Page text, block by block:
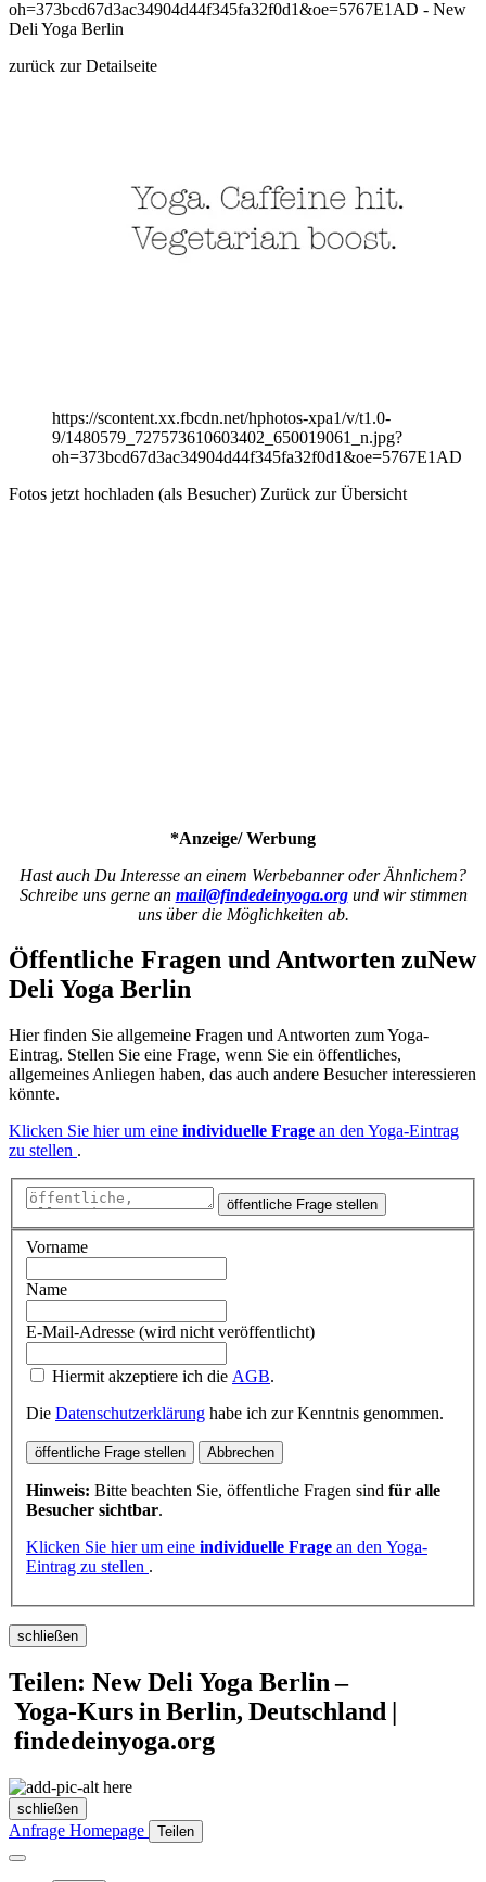
zurück zur Detailseite
https://scontent.xx.fbcdn.net/hphotos-xpa1/v/t1.0-
9/1480579_727573610603402_650019061_n.jpg?
oh=373bcd67d3ac34904d44f345fa32f0d1&oe=5767E1AD
Fotos jetzt hochladen (als Besucher) Zurück zur Übersicht
*Anzeige/ Werbung
Hast auch Du Interesse an einem Werbebanner oder Ähnlichem?
Schreibe uns gerne an mail@findedeinyoga.orgund wir stimmen
uns über die Möglichkeiten ab.
Öffentliche Fragen und Antworten zuNew
Deli Yoga Berlin
Hier finden Sie allgemeine Fragen und Antworten zum Yoga-
Eintrag. Stellen Sie eine Frage, wenn Sie ein öffentliches,
allgemeines Anliegen haben, das auch andere Besucher interessieren
könnte.
Klicken Sie hier um eine individuelle Frage an den Yoga-Eintrag
zu stellen .
öffentliche Frage stellen
Vorname
Name
E-Mail-Adresse (wird nicht veröffentlicht)
Hiermit akzeptiere ich die AGB.
Die Datenschutzerklärung habe ich zur Kenntnis genommen.
öffentliche Frage stellen Abbrechen
Hinweis: Bitte beachten Sie, öffentliche Fragen sind für alle
Besucher sichtbar.
Klicken Sie hier um eine individuelle Frage an den Yoga-
Eintrag zu stellen .
schließen
Teilen: New Deli Yoga Berlin –
Yoga‑Kurs in Berlin, Deutschland |
findedeinyoga.org
schließen
Anfrage Homepage Teilen